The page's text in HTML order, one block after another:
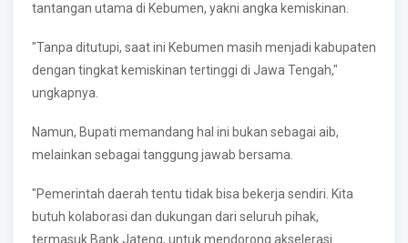
tantangan utama di Kebumen, yakni angka kemiskinan.
"Tanpa ditutupi, saat ini Kebumen masih menjadi kabupaten
dengan tingkat kemiskinan tertinggi di Jawa Tengah,"
ungkapnya.
Namun, Bupati memandang hal ini bukan sebagai aib,
melainkan sebagai tanggung jawab bersama.
"Pemerintah daerah tentu tidak bisa bekerja sendiri. Kita
butuh kolaborasi dan dukungan dari seluruh pihak,
termasuk Bank Jateng, untuk mendorong akselerasi